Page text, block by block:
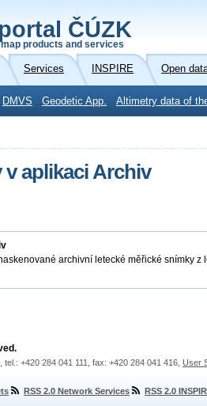
ČÚZK
products and services
Services INSPIRE Open
DMVS Geodetic App. Altimetry data of
v aplikaci Archiv
archivní letecké měřické snímky z
+420 284 041 111, fax: +420 284 041 416, User
RSS 2.0 Network Services RSS 2.0